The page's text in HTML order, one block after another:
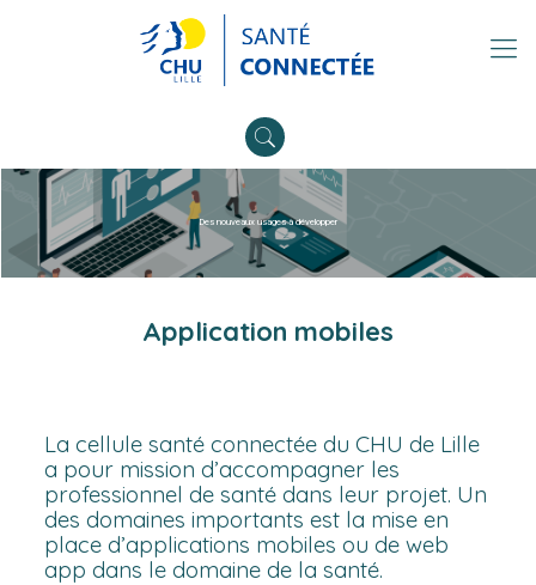
Des nouveaux usages à développer
Application mobiles
La cellule santé connectée du CHU de Lille
a pour mission d’accompagner les
professionnel de santé dans leur projet. Un
des domaines importants est la mise en
place d’applications mobiles ou de web
app dans le domaine de la santé.